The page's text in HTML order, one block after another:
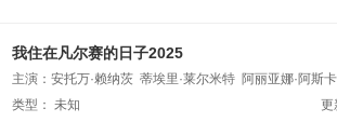
我住在凡尔赛的日子2025
主演： 安托万·赖纳茨 蒂埃里·莱尔米特 阿丽亚娜·阿斯
Viguier
Malcolm·Vallet
类型： 未知
更